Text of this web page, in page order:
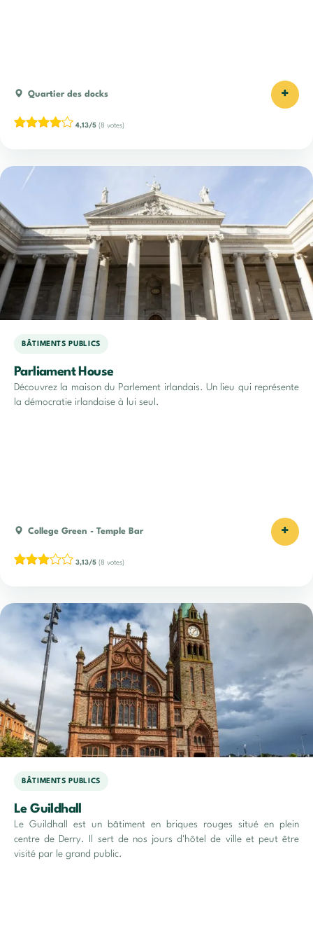
Quartier des docks +
4,13/5 (8 votes)
BÂTIMENTS PUBLICS
Parliament House
Découvrez la maison du Parlement irlandais. Un lieu qui représente
la démocratie irlandaise à lui seul.
College Green - Temple Bar +
3,13/5 (8 votes)
BÂTIMENTS PUBLICS
Le Guildhall
Le Guildhall est un bâtiment en briques rouges situé en plein
centre de Derry. Il sert de nos jours d'hôtel de ville et peut être
visité par le grand public.